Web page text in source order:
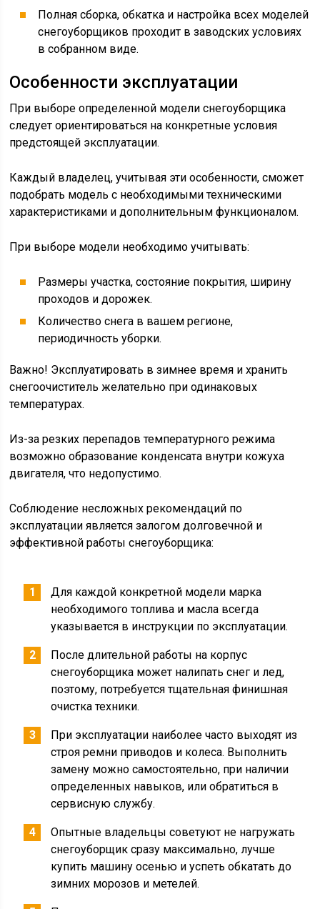
Полная сборка, обкатка и настройка всех моделей
снегоуборщиков проходит в заводских условиях
в собранном виде.
Особенности эксплуатации
При выборе определенной модели снегоуборщика
следует ориентироваться на конкретные условия
предстоящей эксплуатации.
Каждый владелец, учитывая эти особенности, сможет
подобрать модель с необходимыми техническими
характеристиками и дополнительным функционалом.
При выборе модели необходимо учитывать:
Размеры участка, состояние покрытия, ширину
проходов и дорожек.
Количество снега в вашем регионе,
периодичность уборки.
Важно! Эксплуатировать в зимнее время и хранить
снегоочиститель желательно при одинаковых
температурах.
Из-за резких перепадов температурного режима
возможно образование конденсата внутри кожуха
двигателя, что недопустимо.
Соблюдение несложных рекомендаций по
эксплуатации является залогом долговечной и
эффективной работы снегоуборщика:
Для каждой конкретной модели марка
необходимого топлива и масла всегда
указывается в инструкции по эксплуатации.
После длительной работы на корпус
снегоуборщика может налипать снег и лед,
поэтому, потребуется тщательная финишная
очистка техники.
При эксплуатации наиболее часто выходят из
строя ремни приводов и колеса. Выполнить
замену можно самостоятельно, при наличии
определенных навыков, или обратиться в
сервисную службу.
Опытные владельцы советуют не нагружать
снегоуборщик сразу максимально, лучше
купить машину осенью и успеть обкатать до
зимних морозов и метелей.